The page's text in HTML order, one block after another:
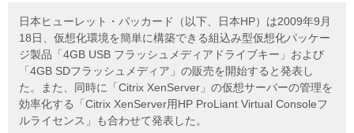
日本ヒューレット・パッカード（以下、日本HP）は2009年9月
18日、仮想化環境を簡単に構築できる組込み型仮想化パッケー
ジ製品「4GB USB フラッシュメディアドライブキー」および
「4GB SDフラッシュメディア」の販売を開始すると発表し
た。また、同時に「Citrix XenServer」の仮想サーバーの管理を
効率化する「Citrix XenServer用HP ProLiant Virtual Consoleフ
ルライセンス」も合わせて発表した。